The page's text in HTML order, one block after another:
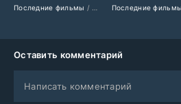
Последние фильмы / Фильмы 2026/Драмы
Последние фильмы
Оставить комментарий
Написать комментарий